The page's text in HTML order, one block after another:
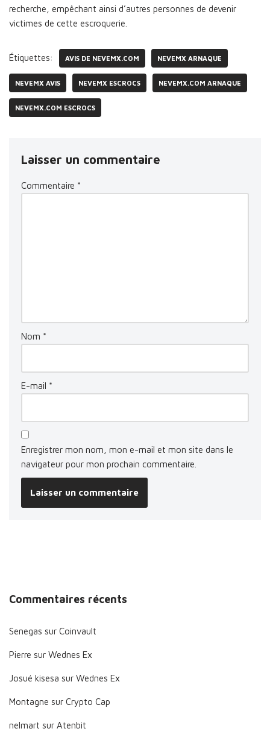
recherche, empêchant ainsi d’autres personnes de devenir
victimes de cette escroquerie.
Étiquettes: AVIS DE NEVEMX.COM NEVEMX ARNAQUE
NEVEMX AVIS NEVEMX ESCROCS NEVEMX.COM ARNAQUE
NEVEMX.COM ESCROCS
Laisser un commentaire
Commentaire *
Nom *
E-mail *
Enregistrer mon nom, mon e-mail et mon site dans le
navigateur pour mon prochain commentaire.
Commentaires récents
Senegas sur Coinvault
Pierre sur Wednes Ex
Josué kisesa sur Wednes Ex
Montagne sur Crypto Cap
nelmart sur Atenbit